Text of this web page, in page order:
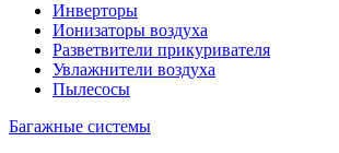
Инверторы
Ионизаторы воздуха
Разветвители прикуривателя
Увлажнители воздуха
Пылесосы
Багажные системы